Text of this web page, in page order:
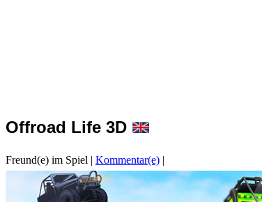
Offroad Life 3D
Freund(e) im Spiel | Kommentar(e) |